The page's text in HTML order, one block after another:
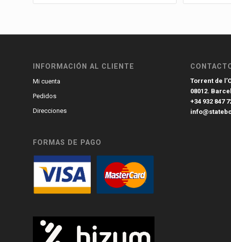
INFORMACIÓN AL CLIENTE
Mi cuenta
Pedidos
Direcciones
FORMAS DE PAGO
Torrent de
08012.
+34 932 847